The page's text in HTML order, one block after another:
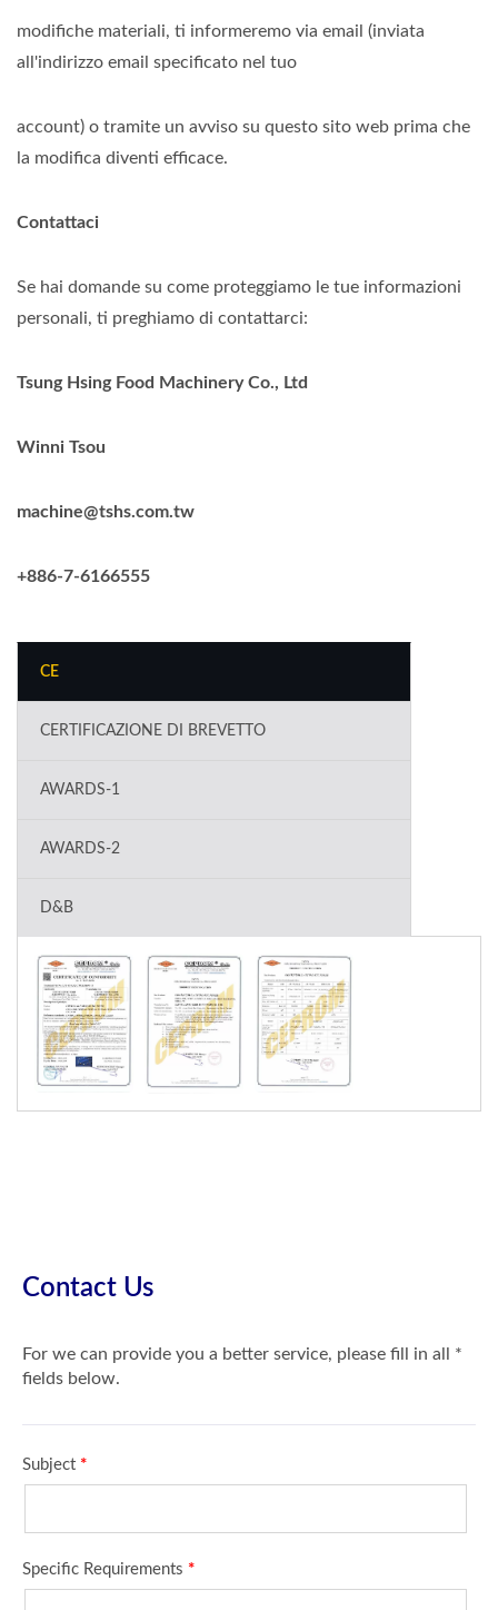
modifiche materiali, ti informeremo via email (inviata
all'indirizzo email specificato nel tuo
account) o tramite un avviso su questo sito web prima che
la modifica diventi efficace.
Contattaci
Se hai domande su come proteggiamo le tue informazioni
personali, ti preghiamo di contattarci:
Tsung Hsing Food Machinery Co., Ltd
Winni Tsou
machine@tshs.com.tw
+886-7-6166555
CE
CERTIFICAZIONE DI BREVETTO
AWARDS-1
AWARDS-2
D&B